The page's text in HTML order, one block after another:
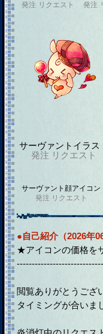
発注 リクエスト
発注
サーヴァントイラス
発注 リクエスト
サーヴァント顔アイコン
発注 リクエスト
●自己紹介（2026年
★アイコンの価格を
閲覧ありがとうござ
タイミングが合いま